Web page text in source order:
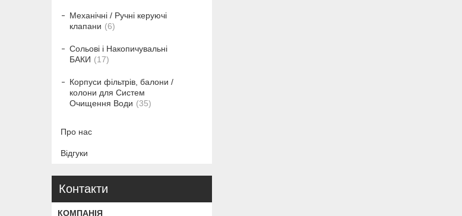
Механічні / Ручні керуючі
клапани
6
Сольові і Накопичувальні
БАКИ
17
Корпуси фільтрів, балони /
колони для Систем
Очищення Води
35
Про нас
Відгуки
Контакти